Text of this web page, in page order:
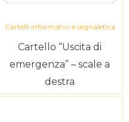
Cartelli informativi e segnaletica
Cartello “Uscita di
emergenza” – scale a
destra